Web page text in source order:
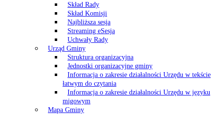
Skład Rady
Skład Komisji
Najbliższa sesja
Streaming eSesja
Uchwały Rady
Urząd Gminy
Struktura organizacyjna
Jednostki organizacyjne gminy
Informacja o zakresie działalności Urzędu w tekście
łatwym do czytania
Informacja o zakresie działalności Urzędu w języku
migowym
Mapa Gminy